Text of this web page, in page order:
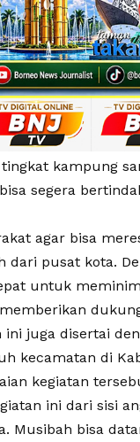
kampung
segera
agar bisa
pusat kota.
untuk
juga disertai
kecamatan di
kegiatan
ini dari sisi
Musibah bisa